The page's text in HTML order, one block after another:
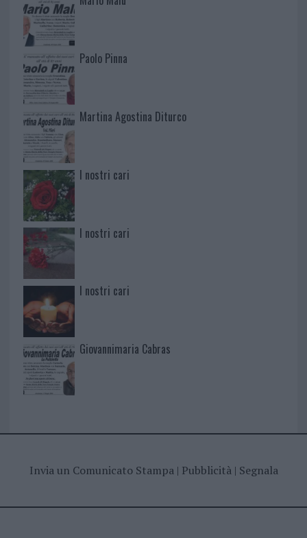
Paolo Pinna
Martina Agostina Diturco
I nostri cari
I nostri cari
I nostri cari
Giovannimaria Cabras
Invia un Comunicato Stampa| Pubblicità| Segnala